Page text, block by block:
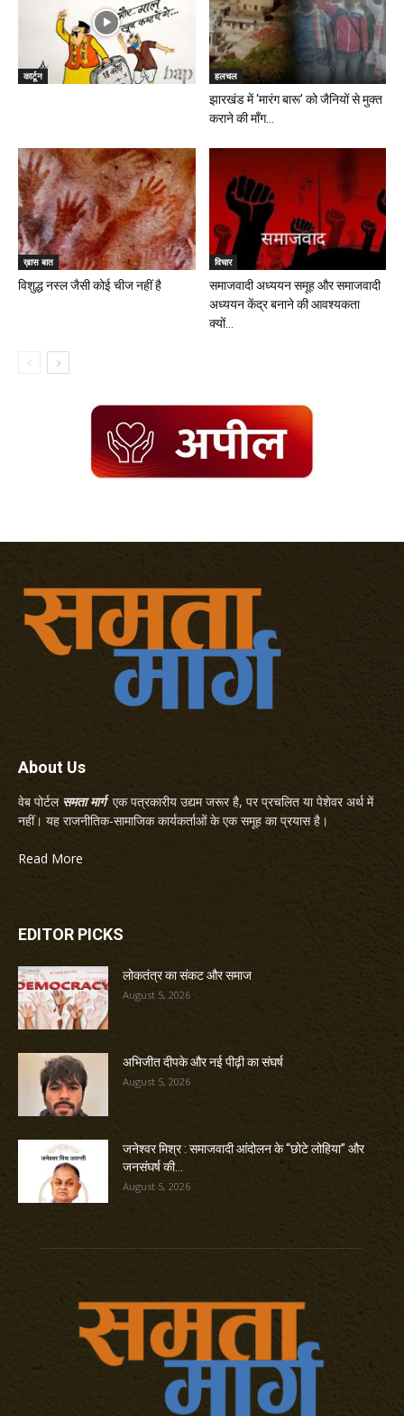
कार्टून हलचल
झारखंड में ‘मारंग बारू’ को जैनियों से मुक्त
कराने की माँग...
ख़ास बात
विशुद्ध नस्ल जैसी कोई चीज नहीं है
विचार
समाजवादी अध्ययन समूह और समाजवादी
अध्ययन केंद्र बनाने की आवश्यकता
क्यों...
About Us
वेब पोर्टल समता मार्गएक पत्रकारीय उद्यम जरूर है, पर प्रचलित या पेशेवर अर्थ में
नहीं। यह राजनीतिक-सामाजिक कार्यकर्ताओं के एक समूह का प्रयास है।
Read More
EDITOR PICKS
लोकतंत्र का संकट और समाज
August 5, 2026
अभिजीत दीपके और नई पीढ़ी का संघर्ष
August 5, 2026
जनेश्वर मिश्र : समाजवादी आंदोलन के “छोटे लोहिया” और
जनसंघर्ष की...
August 5, 2026